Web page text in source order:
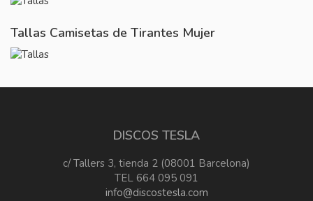
Tallas Camisetas de Tirantes Mujer
DISCOS TESLA
c/ Tallers 3, tienda 2 (08001 Barcelona)
TEL 664 095 091
info@discostesla.com